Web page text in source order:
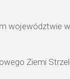
województwie
Ziemi